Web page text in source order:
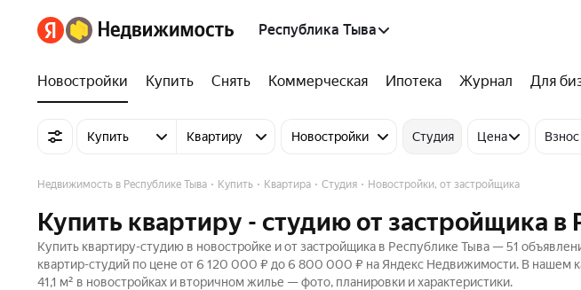
Республика Тыва
Новостройки Купить Снять Коммерческая Ипотека Журнал Для
Купить Квартиру Новостройки Студия Цена
Недвижимость в Республике Тыва Купить Квартира Студия Новостройки, от застройщика
Купить квартиру - студию от застройщика в
Купить квартиру-студию в новостройке и от застройщика в Республике Тыва — 51
квартир-студий по цене от 6 120 000 ₽ до 6 800 000 ₽ на Яндекс Недвижимости. В нашем
41,1 м² в новостройках и вторичном жилье — фото, планировки и характеристики.